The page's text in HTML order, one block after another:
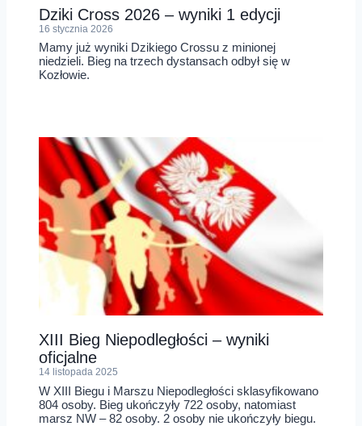
Dziki Cross 2026 – wyniki 1 edycji
16 stycznia 2026
Mamy już wyniki Dzikiego Crossu z minionej
niedzieli. Bieg na trzech dystansach odbył się w
Kozłowie.
XIII Bieg Niepodległości – wyniki
oficjalne
14 listopada 2025
W XIII Biegu i Marszu Niepodległości sklasyfikowano
804 osoby. Bieg ukończyły 722 osoby, natomiast
marsz NW – 82 osoby. 2 osoby nie ukończyły biegu.